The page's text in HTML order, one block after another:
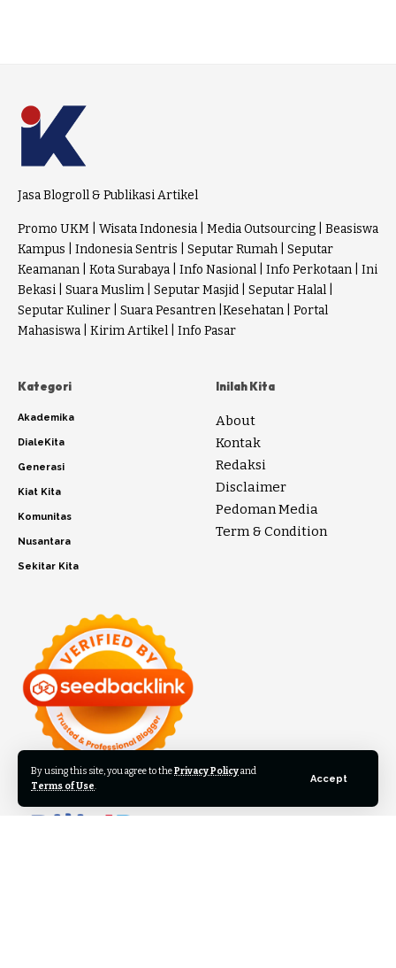
By using this site, you agree to thePrivacy Policyand
Terms of Use.
Accept
Jasa Blogroll & Publikasi Artikel
Promo UKM Wisata Indonesia Media Outsourcing
Beasiswa
Kampus
Indonesia Sentris Seputar Rumah
Seputar
Keamanan
Kota Surabaya Info Nasional Info Perkotaan
Ini
Bekasi
Suara Muslim Seputar Masjid Seputar Halal
Seputar Kuliner
Suara Pesantren Kesehatan
Portal
Mahasiswa
Kirim Artikel Info Pasar
Kategori
Akademika
DialeKita
Generasi
Kiat Kita
Komunitas
Nusantara
Sekitar Kita
Inilah Kita
About
Kontak
Redaksi
Disclaimer
Pedoman Media
Term & Condition